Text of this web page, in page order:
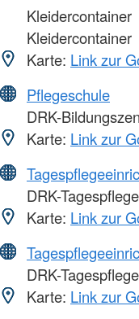
Kleidercontainer
Kleidercontainer
Karte: Link zur
Pflegeschule
DRK-
Karte: Link zur
DRK-
Karte: Link zur
DRK-
Karte: Link zur